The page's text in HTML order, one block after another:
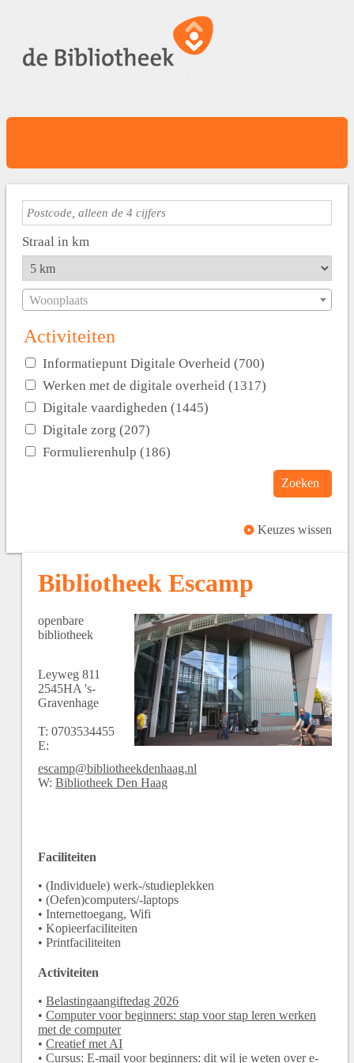
Straal in km
Woonplaats
Activiteiten
Informatiepunt Digitale Overheid (700)
Werken met de digitale overheid (1317)
Digitale vaardigheden (1445)
Digitale zorg (207)
Formulierenhulp (186)
Zoeken
Keuzes wissen
Bibliotheek Escamp
openbare
bibliotheek
Leyweg 811
2545HA 's-
Gravenhage
T: 0703534455
E:
escamp@bibliotheekdenhaag.nl
W: Bibliotheek Den Haag
Faciliteiten
• (Individuele) werk-/studieplekken
• (Oefen)computers/-laptops
• Internettoegang, Wifi
• Kopieerfaciliteiten
• Printfaciliteiten
Activiteiten
• Belastingaangiftedag 2026
• Computer voor beginners: stap voor stap leren werken
met de computer
• Creatief met AI
• Cursus: E-mail voor beginners: dit wil je weten over e-